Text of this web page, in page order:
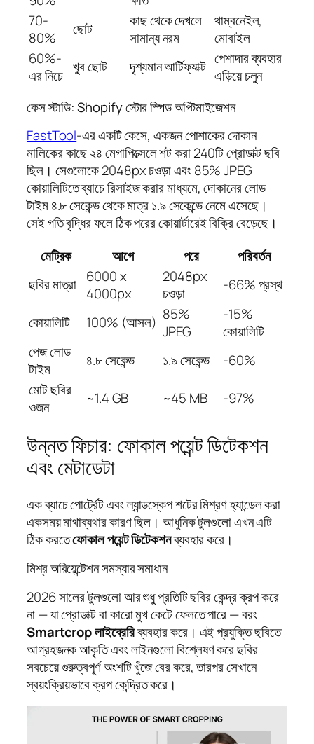
70-
80%
ছোট
কাছ থেকে দেখলে
সামান্য নরম
থাম্বনেইল,
মোবাইল
60%-
এর নিচে খুব ছোট দৃশ্যমান আর্টিফ্যাক্ট পেশাদার ব্যবহার
এড়িয়ে চলুন
কেস স্টাডি: Shopify স্টোর স্পিড অপ্টিমাইজেশন
FastTool-এর একটি কেসে, একজন পোশাকের দোকান
মালিকের কাছে ২৪ মেগাপিক্সেলে শট করা 240টি প্রোডাক্ট ছবি
ছিল। সেগুলোকে 2048px চওড়া এবং 85% JPEG
কোয়ালিটিতে ব্যাচে রিসাইজ করার মাধ্যমে, দোকানের লোড
টাইম ৪.৮ সেকেন্ড থেকে মাত্র ১.৯ সেকেন্ডে নেমে এসেছে।
সেই গতি বৃদ্ধির ফলে ঠিক পরের কোয়ার্টারেই বিক্রি বেড়েছে।
মেট্রিক
আগে পরে
পরিবর্তন
ছবির মাত্রা 6000 x
4000px
2048px
চওড়া
-66% প্রস্থ
কোয়ালিটি 100% (আসল) 85%
JPEG
-15%
কোয়ালিটি
পেজ লোড
টাইম
৪.৮ সেকেন্ড ১.৯ সেকেন্ড
-60%
মোট ছবির
ওজন
~1.4 GB ~45 MB -97%
উন্নত ফিচার: ফোকাল পয়েন্ট ডিটেকশন
এবং মেটাডেটা
এক ব্যাচে পোর্ট্রেট এবং ল্যান্ডস্কেপ শটের মিশ্রণ হ্যান্ডেল করা
একসময় মাথাব্যথার কারণ ছিল। আধুনিক টুলগুলো এখন এটি
ঠিক করতেফোকাল পয়েন্ট ডিটেকশনব্যবহার করে।
মিশ্র অরিয়েন্টেশন সমস্যার সমাধান
2026 সালের টুলগুলো আর শুধু প্রতিটি ছবির কেন্দ্র ক্রপ করে
না — যা প্রোডাক্ট বা কারো মুখ কেটে ফেলতে পারে — বরং
Smartcrop লাইব্রেরিব্যবহার করে। এই প্রযুক্তি ছবিতে
আগ্রহজনক আকৃতি এবং লাইনগুলো বিশ্লেষণ করে ছবির
সবচেয়ে গুরুত্বপূর্ণ অংশটি খুঁজে বের করে, তারপর সেখানে
স্বয়ংক্রিয়ভাবে ক্রপ কেন্দ্রিত করে।